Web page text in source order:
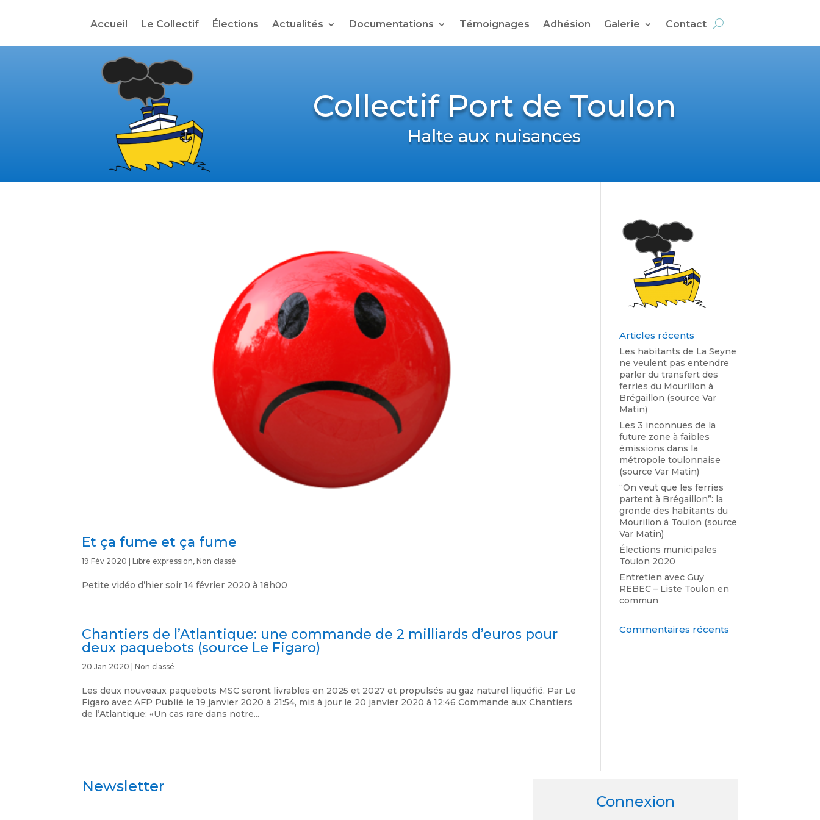
Accueil Le Collectif Élections Actualités Documentations Témoignages Adhésion Galerie Contact
Collectif Port de Toulon
Halte aux nuisances
Et ça fume et ça fume
19 Fév 2020 |Libre expression,Non classé
Petite vidéo d’hier soir 14 février 2020 à 18h00
Chantiers de l’Atlantique: une commande de 2 milliards d’euros pour
deux paquebots (source Le Figaro)
20 Jan 2020 |Non classé
Les deux nouveaux paquebots MSC seront livrables en 2025 et 2027 et propulsés au gaz naturel liquéfié. Par Le
Figaro avec AFP Publié le 19 janvier 2020 à 21:54, mis à jour le 20 janvier 2020 à 12:46 Commande aux Chantiers
de l’Atlantique: «Un cas rare dans notre...
Articles récents
Les habitants de La Seyne
ne veulent pas entendre
parler du transfert des
ferries du Mourillon à
Brégaillon (source Var
Matin)
Les 3 inconnues de la
future zone à faibles
émissions dans la
métropole toulonnaise
(source Var Matin)
“On veut que les ferries
partent à Brégaillon”: la
gronde des habitants du
Mourillon à Toulon (source
Var Matin)
Élections municipales
Toulon 2020
Entretien avec Guy
REBEC – Liste Toulon en
commun
Commentaires récents
Newsletter
Connexion